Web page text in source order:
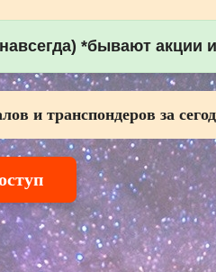
*бывают акции
и транспондеров за